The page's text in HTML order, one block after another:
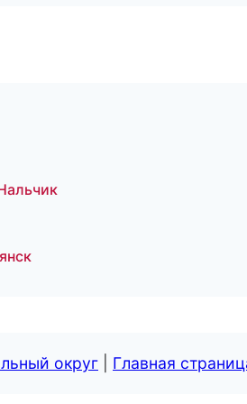
округ Главная